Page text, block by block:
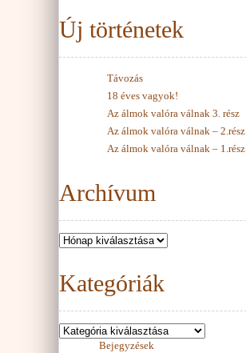
Új történetek
Távozás
18 éves vagyok!
Az álmok valóra válnak 3. rész
Az álmok valóra válnak – 2.rész
Az álmok valóra válnak – 1.rész
Archívum
Kategóriák
Bejegyzések